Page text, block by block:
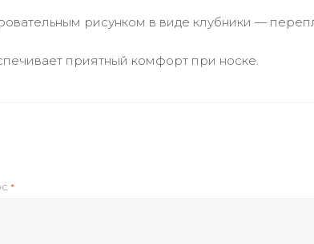
рисунком в виде клубники —
приятный комфорт при носке.
*